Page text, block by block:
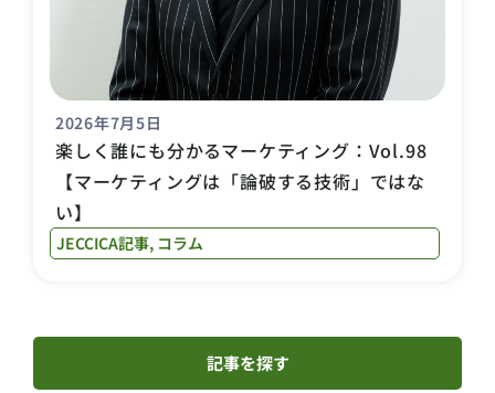
2026年7月5日
楽しく誰にも分かるマーケティング：Vol.98
【マーケティングは「論破する技術」ではな
い】
JECCICA記事, コラム
記事を探す